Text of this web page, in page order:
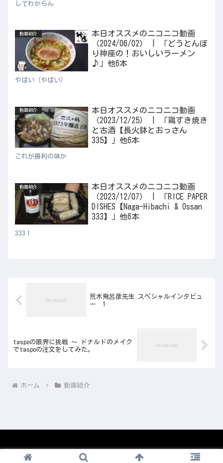
してわからん
動画紹介
本日オススメのニコニコ動画
（2024/06/02） | 「どうとんぼ
り神座の！おいしいラーメン
♪」他6本
やばい（やばい）
動画紹介
本日オススメのニコニコ動画
（2023/12/25） | 「鶏すき焼き
と古酒【長火鉢とおっさん
335】」他6本
これが勝利の味か
動画紹介
本日オススメのニコニコ動画
（2023/12/07） | 「RICE PAPER
DISHES【Naga-Hibachi & Ossan
333】」他6本
333！
荒木飛呂彦先生 スペシャルインタビュ
ー 1
taspoの限界に挑戦 ～ ドナルドのメイク
でtaspoの注文をしてみた。
ホーム 動画紹介
© 2008-2026 1nico.